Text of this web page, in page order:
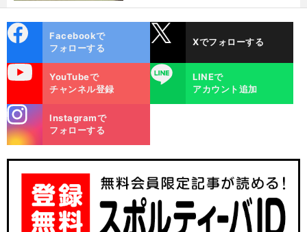
ok
Facebookで
フォローする
Xでフォローする
YouTubeで
チャンネル登録
LINE
LINEで
アカウント追加
m
Instagramで
フォローする